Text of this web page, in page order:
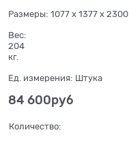
Размеры: 1077 x 1377 x 2300
Вес:
204
кг.
Ед. измерения: Штука
84 600руб
Количество: